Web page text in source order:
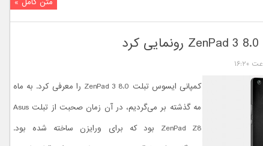
متن کامل »
کمپانی ایسوس تبلت ZenPad 3 8.0 را معرفی کرد. به ماه
مه گذشته بر می‌گردیم، در آن زمان صحبت از تبلت Asus
ZenPad Z8 بود که برای ورایزن ساخته شده بود.